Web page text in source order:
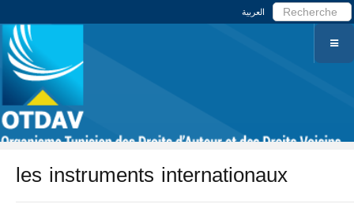
العربية
les instruments internationaux